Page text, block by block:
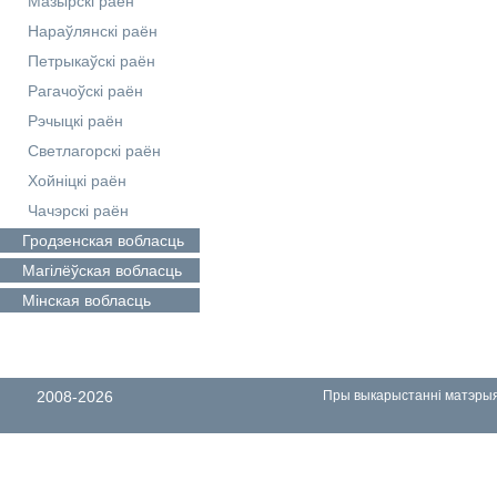
Нараўлянскі раён
Петрыкаўскі раён
Рагачоўскі раён
Рэчыцкі раён
Светлагорскі раён
Хойніцкі раён
Чачэрскі раён
Гродзенская вобласць
Магілёўская вобласць
Мінская вобласць
2008-2026 Пры выкарыстанні